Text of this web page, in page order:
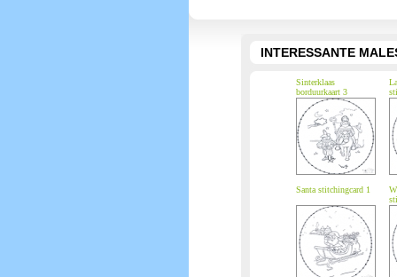
INTERESSANTE
Sinterklaas
borduurkaart 3
Santa stitchingcard 1